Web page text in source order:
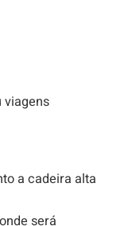
viagens
a cadeira alta
será